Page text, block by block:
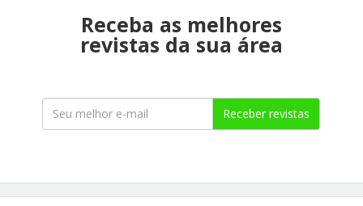
Receba as melhores
revistas da sua área
Receber revistas